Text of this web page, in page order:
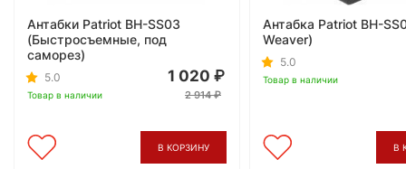
Антабки Patriot BH-SS03
(Быстросъемные, под
саморез)
5.0
Товар в наличии
1 020
2 914
В КОРЗИНУ
Антабка Patriot BH-
Weaver)
5.0
Товар в наличии
В